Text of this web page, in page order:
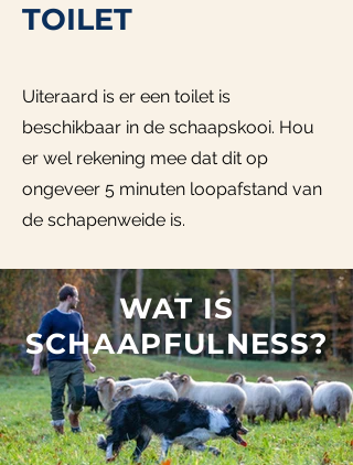
TOILET
Uiteraard is er een toilet is
beschikbaar in de schaapskooi. Hou
er wel rekening mee dat dit op
ongeveer 5 minuten loopafstand van
de schapenweide is.
WAT IS
SCHAAPFULNESS?